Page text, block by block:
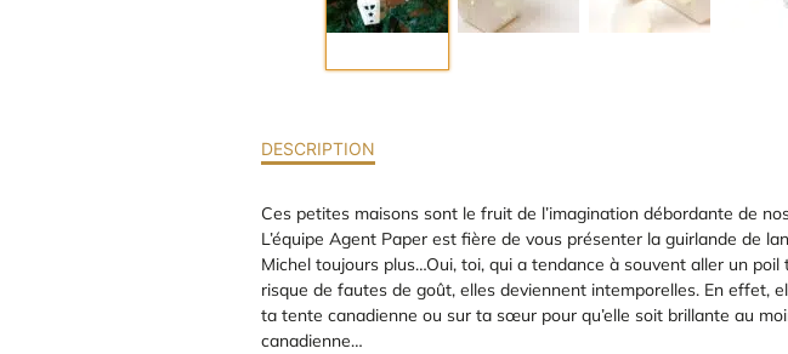
DESCRIPTION
Ces petites maisons sont le fruit de l’imagination débordante de
L’équipe Agent Paper est fière de vous présenter la guirlande de
Michel toujours plus…Oui, toi, qui a tendance à souvent aller un
risque de fautes de goût, elles deviennent intemporelles. En effet,
ta tente canadienne ou sur ta sœur pour qu’elle soit brillante au
canadienne…